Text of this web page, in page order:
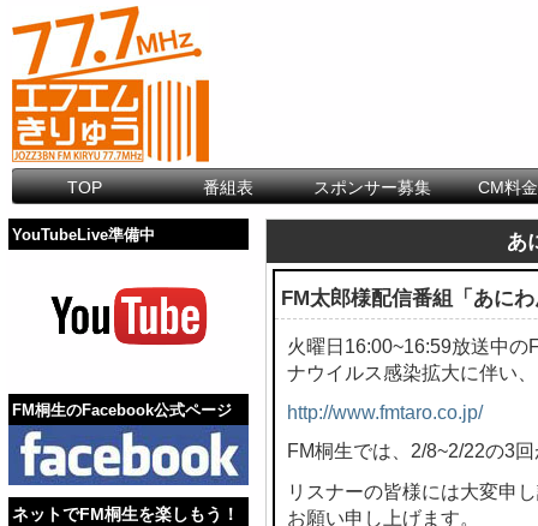
TOP 番組表 スポンサー募集 CM料
YouTubeLive準備中
FM桐生のFacebook公式ページ
ネットでFM桐生を楽しもう！
あ
FM太郎様配信番組「あに
火曜日16:00~16:59放送中
ナウイルス感染拡大に伴い
http://www.fmtaro.co.jp/
FM桐生では、2/8~2/22の3
リスナーの皆様には大変申
お願い申し上げます。